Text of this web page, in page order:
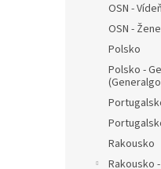
OSN - Vídeň
OSN -
Polsko
Polsko -
Rakousko
Rakousko